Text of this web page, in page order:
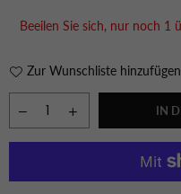
Beeilen Sie sich, nur noch 1
Zur Wunschliste hinzufügen
IN